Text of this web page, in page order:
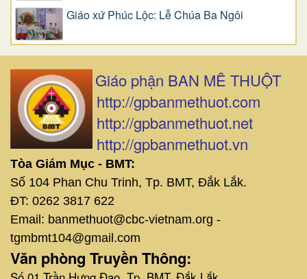
Giáo xứ Phúc Lộc: Lễ Chúa Ba Ngôi
Giáo phận BAN MÊ THUỘT
http://gpbanmethuot.com
http://gpbanmethuot.net
http://gpbanmethuot.vn
Tòa Giám Mục - BMT:
Số 104 Phan Chu Trinh, Tp. BMT, Đắk Lắk.
ĐT: 0262 3817 622
Email: banmethuot@cbc-vietnam.org -
tgmbmt104@gmail.com
Văn phòng Truyền Thông: